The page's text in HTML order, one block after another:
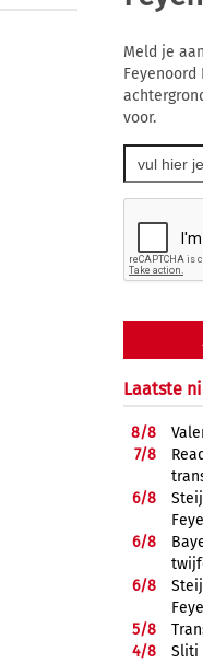
Meld je
voor.
Laatste
8/8
7/8
6/8
6/8
6/8
5/8
4/8
Sliti